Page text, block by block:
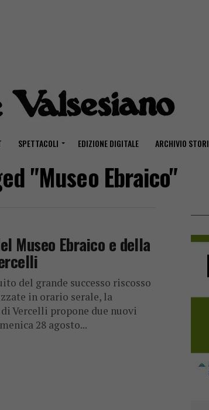
SPETTACOLI EDIZIONE DIGITALE ARCHIVIO
"Museo Ebraico"
Museo Ebraico e della
del grande successo riscosso
in orario serale, la
Vercelli propone due nuovi
28 agosto...